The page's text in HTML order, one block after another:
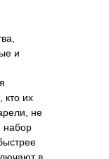
и
кто их
не
набор